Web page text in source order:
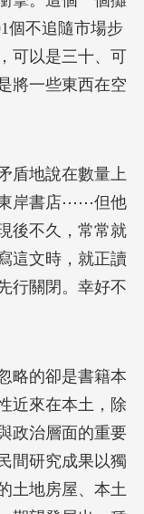
個不追隨市場步
可以是三十、可
將一些東西在空
盾地說在數量上
岸書店⋯⋯但他
後不久，常常就
這文時，就正讀
行關閉。幸好不
略的卻是書籍本
近來在本土，除
政治層面的重要
間研究成果以獨
土地房屋、本土